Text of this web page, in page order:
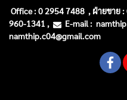
Office :0 2954 7488 , ฝ่ายขาย
960-1341 , E-mail :
namthip.c04@gmail.com